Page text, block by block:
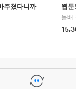
주쳤다니까
웹
돌배